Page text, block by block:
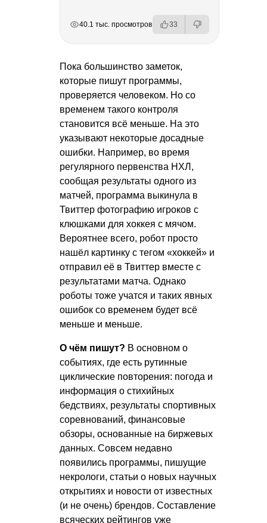
40.1 тыс. просмотров 33
Пока большинство заметок,
которые пишут программы,
проверяется человеком. Но со
временем такого контроля
становится всё меньше. На это
указывают некоторые досадные
ошибки. Например, во время
регулярного первенства НХЛ,
сообщая результаты одного из
матчей, программа выкинула в
Твиттер фотографию игроков с
клюшками для хоккея с мячом.
Вероятнее всего, робот просто
нашёл картинку с тегом «хоккей» и
отправил её в Твиттер вместе с
результатами матча. Однако
роботы тоже учатся и таких явных
ошибок со временем будет всё
меньше и меньше.
О чём пишут? В основном о
событиях, где есть рутинные
циклические повторения: погода и
информация о стихийных
бедствиях, результаты спортивных
соревнований, финансовые
обзоры, основанные на биржевых
данных. Совсем недавно
появились программы, пишущие
некрологи, статьи о новых научных
открытиях и новости от известных
(и не очень) брендов. Составление
всяческих рейтингов уже